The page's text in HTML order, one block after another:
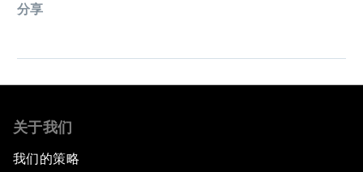
分享
关于我们
我们的策略